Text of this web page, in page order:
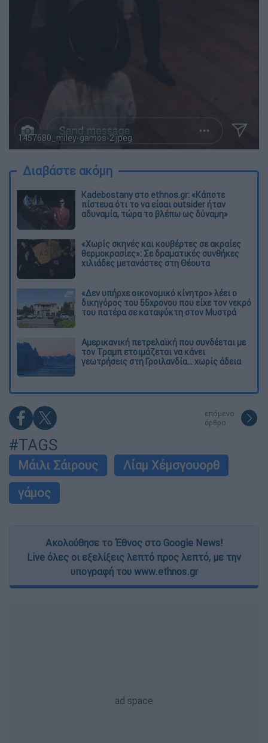
1457680_miley-gamos-2.jpeg
Διαβάστε ακόμη
Kadebostany στο ethnos.gr: «Κάποτε
πίστευα ότι το να είσαι outsider ήταν
αδυναμία, τώρα το βλέπω ως δύναμη»
«Χωρίς σκηνές και κουβέρτες σε ακραίες
θερμοκρασίες»: Σε δραματικές συνθήκες
χιλιάδες μετανάστες στη Θέουτα
«Δεν υπήρχε οικονομικό κίνητρο» λέει ο
δικηγόρος του 55χρονου που είχε τον νεκρό
του πατέρα σε καταψύκτη στον Μυστρά
Αμερικανική πετρελαϊκή που συνδέεται με
τον Τραμπ ετοιμάζεται να κάνει
γεωτρήσεις στη Γροιλανδία... χωρίς άδεια
επόμενο
άρθρο
#TAGS
Μάιλι Σάιρους
Λίαμ Χέμσγουορθ
γάμος
Ακολούθησε το Έθνος στο Google News!
Live όλες οι εξελίξεις λεπτό προς λεπτό, με την
υπογραφή του www.ethnos.gr